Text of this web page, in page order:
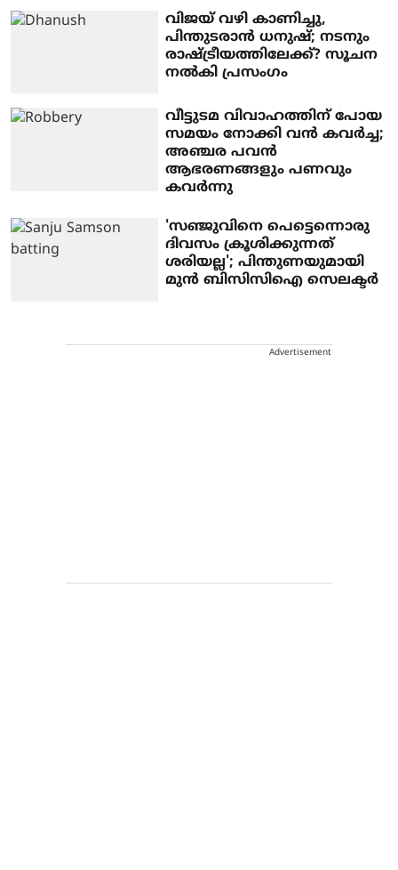
വിജയ് വഴി കാണിച്ചു,
പിന്തുടരാന്‍ ധനുഷ്; നടനും
രാഷ്ട്രീയത്തിലേക്ക്? സൂചന
നല്‍കി പ്രസംഗം
വീട്ടുടമ വിവാഹത്തിന് പോയ
സമയം നോക്കി വൻ കവർച്ച;
അഞ്ചര പവൻ
ആഭരണങ്ങളും പണവും
കവർന്നു
'സഞ്ജുവിനെ പെട്ടെന്നൊരു
ദിവസം ക്രൂശിക്കുന്നത്
ശരിയല്ല'; പിന്തുണയുമായി
മുന്‍ ബിസിസിഐ സെലക്ടര്‍
Advertisement